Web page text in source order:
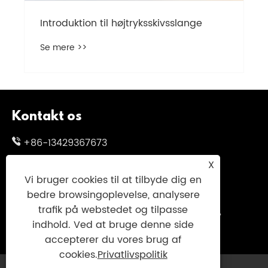
Introduktion til højtryksskivsslange
Se mere >>
Kontakt os
+86-13429367673
skylgwang@163.com
No.199 Changxing Road, Jiangbei District,
Ningbo City, Zhejiang -provinsen, Kina
X
Vi bruger cookies til at tilbyde dig en
bedre browsingoplevelse, analysere
trafik på webstedet og tilpasse
indhold. Ved at bruge denne side
accepterer du vores brug af
cookies.Privatlivspolitik